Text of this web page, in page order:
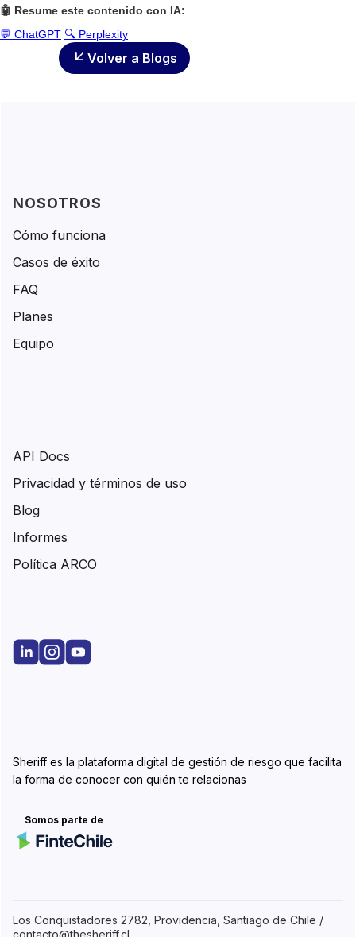
🤖 Resume este contenido con IA:
💬 ChatGPT 🔍 Perplexity
Volver a Blogs
Sheriff es la plataforma digital de gestión de riesgo que facilita
la forma de conocer con quién te relacionas
Somos parte de
NOSOTROS
Cómo funciona
Casos de éxito
FAQ
Planes
Equipo
API Docs
Privacidad y términos de uso
Blog
Informes
Política ARCO
Los Conquistadores 2782, Providencia, Santiago de Chile /
contacto@thesheriff.cl